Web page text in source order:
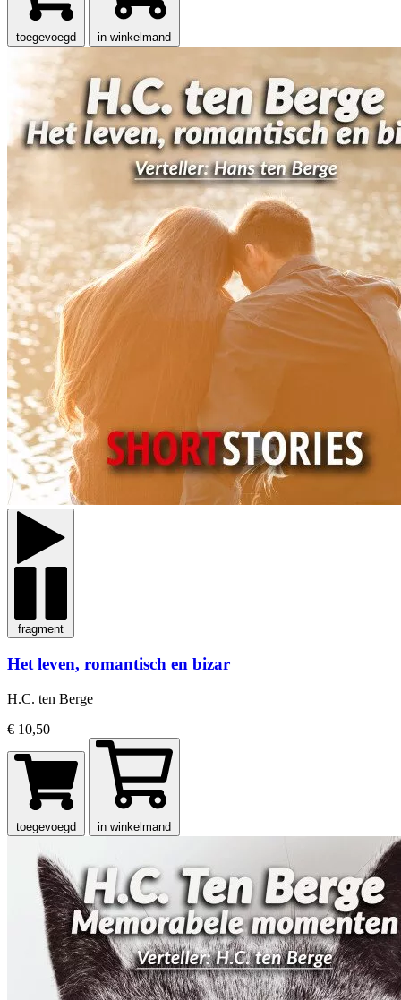
toegevoegd in winkelmand
fragment
Het leven, romantisch en bizar
H.C. ten Berge
€ 10,50
toegevoegd in winkelmand